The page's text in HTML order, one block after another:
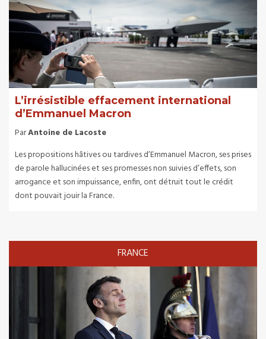
L’irrésistible effacement international
d’Emmanuel Macron
ParAntoine de Lacoste
Les propositions hâtives ou tardives d’Emmanuel Macron, ses prises
de parole hallucinées et ses promesses non suivies d’effets, son
arrogance et son impuissance, enfin, ont détruit tout le crédit
dont pouvait jouir la France.
FRANCE